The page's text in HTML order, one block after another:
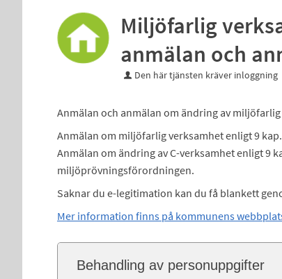
Miljöfarlig
anmälan och
Den här tjänsten kräver inloggning
Anmälan och anmälan om ändring av
Anmälan om miljöfarlig verksamhet enligt 9
Anmälan om ändring av C-verksamhet enligt 9
miljöprövningsförordningen.
Saknar du e-legitimation kan du få blankett
Mer information finns på kommunens
Behandling av personuppgifter